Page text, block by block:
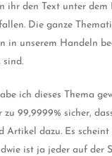
ihr den Text unter
Die ganze
in unserem Handeln
sind.
ich dieses Thema
99,9999% sicher,
dazu. Es
ist ja jeder auf der